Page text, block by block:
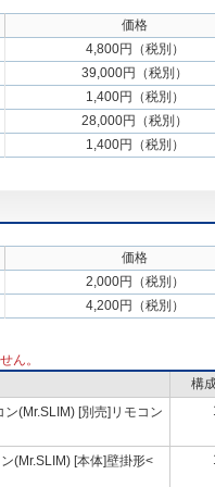
価格
4,800円（税別）
39,000円（税別）
1,400円（税別）
28,000円（税別）
1,400円（税別）
価格
2,000円（税別）
4,200円（税別）
ん。
構
(Mr.SLIM) [別売]リモコン
(Mr.SLIM) [本体]壁掛形<